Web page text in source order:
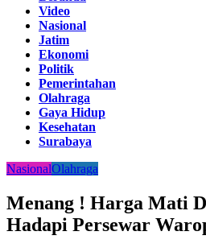
Video
Nasional
Jatim
Ekonomi
Politik
Pemerintahan
Olahraga
Gaya Hidup
Kesehatan
Surabaya
NasionalOlahraga
Menang ! Harga Mati
Hadapi Persewar